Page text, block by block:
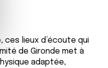
ces lieux d’écoute qui
de Gironde met à
adaptée,